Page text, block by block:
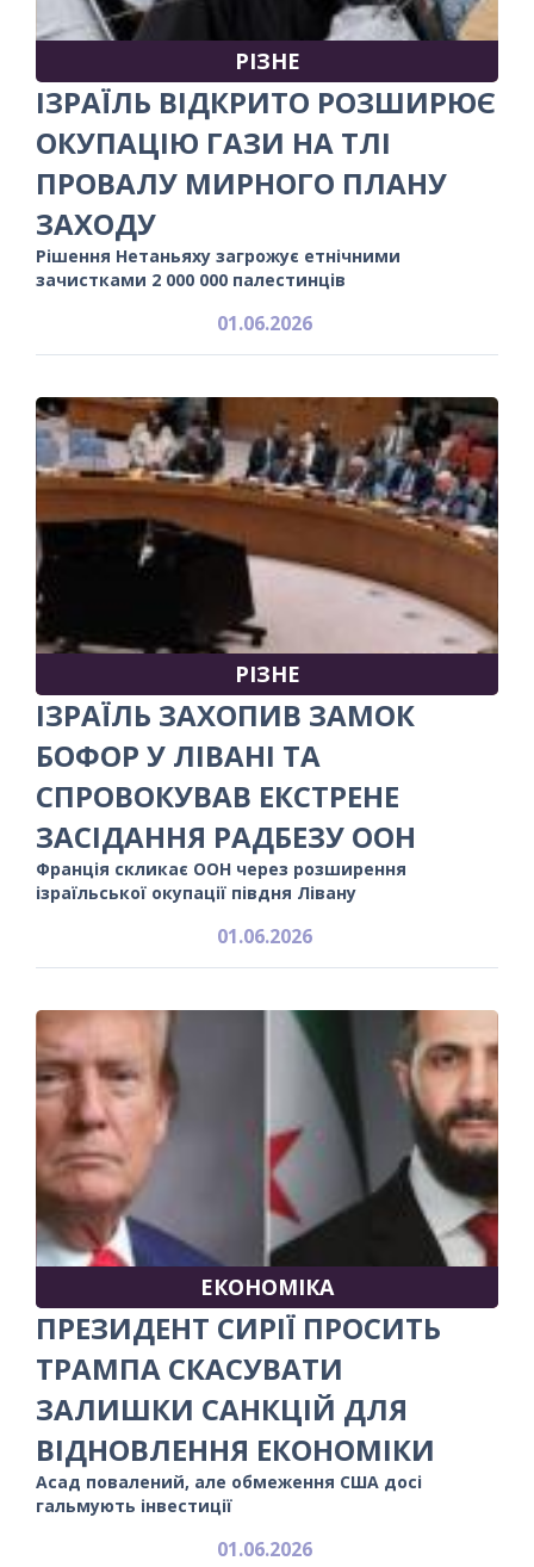
РІЗНЕ
ІЗРАЇЛЬ ВІДКРИТО РОЗШИРЮЄ
ОКУПАЦІЮ ГАЗИ НА ТЛІ
ПРОВАЛУ МИРНОГО ПЛАНУ
ЗАХОДУ
Рішення Нетаньяху загрожує етнічними
зачистками 2 000 000 палестинців
01.06.2026
РІЗНЕ
ІЗРАЇЛЬ ЗАХОПИВ ЗАМОК
БОФОР У ЛІВАНІ ТА
СПРОВОКУВАВ ЕКСТРЕНЕ
ЗАСІДАННЯ РАДБЕЗУ ООН
Франція скликає ООН через розширення
ізраїльської окупації півдня Лівану
01.06.2026
ЕКОНОМІКА
ПРЕЗИДЕНТ СИРІЇ ПРОСИТЬ
ТРАМПА СКАСУВАТИ
ЗАЛИШКИ САНКЦІЙ ДЛЯ
ВІДНОВЛЕННЯ ЕКОНОМІКИ
Асад повалений, але обмеження США досі
гальмують інвестиції
01.06.2026